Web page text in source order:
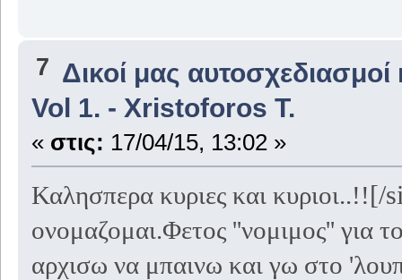
7 Δικοί μας αυτοσχεδιασμοί
Vol 1. - Xristoforos T.
« στις: 17/04/15, 13:02 »
Καλησπερα κυριες και κυριοι..!![/
ονομαζομαι.Φετος ''νομιμος'' για
αρχισω να μπαινω και γω στο